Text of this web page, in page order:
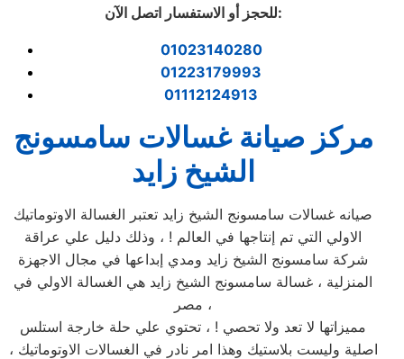
للحجز أو الاستفسار اتصل الآن:
01023140280
01223179993
01112124913
مركز صيانة غسالات سامسونج
الشيخ زايد
صيانه غسالات سامسونج الشيخ زايد تعتبر الغسالة الاوتوماتيك
الاولي التي تم إنتاجها في العالم ! ، وذلك دليل علي عراقة
شركة سامسونج الشيخ زايد ومدي إبداعها في مجال الاجهزة
المنزلية ، غسالة سامسونج الشيخ زايد هي الغسالة الاولي في
مصر ،
مميزاتها لا تعد ولا تحصي ! ، تحتوي علي حلة خارجة استلس
اصلية وليست بلاستيك وهذا امر نادر في الغسالات الاوتوماتيك ،